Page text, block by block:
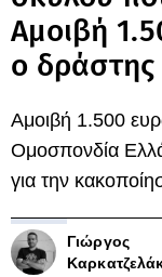
Αμοιβή
ο δράστης
Αμοιβή 1.500
Ομοσπονδία
για την
Γιώργος